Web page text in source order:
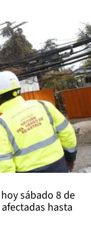
sábado 8 de
hasta